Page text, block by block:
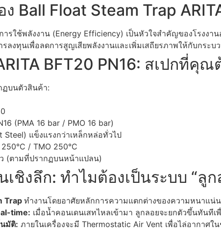
Ball Float Steam Trap
รใช้พลังงาน (Energy Efficiency) เป็นหัวใจสำคัญของโรงงา
งทุนเพื่อลดการสูญเสียพลังงานและเพิ่มเสถียรภาพให้กับกระบ
BFT20 PN16: สเปกที่คุณ
ฏบนตัวสินค้า:
(PMA 16 bar / PMO 16 bar)
Steel) แข็งแรงกว่าเหล็กหล่อทั่วไป
/ TMO 250°C
(ตามที่ปรากฏบนหน้าแปลน)
เชิงลึก: ทำไมต้องเป็นระบบ “ลู
Trap ทำงานโดยอาศัยหลักการความแตกต่างของความหนาแน่
time: เมื่อน้ำคอนเดนเสทไหลเข้ามา ลูกลอยจะยกตัวขึ้นทันทีเ
มัติ: ภายในเครื่องจะมี Thermostatic Air Vent เพื่อไล่อากาศ